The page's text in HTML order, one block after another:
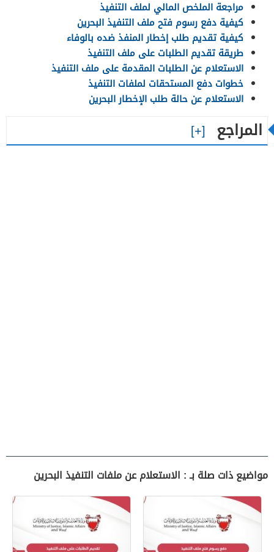
مراجعة الملخص المالي لملف التنفيذ
كيفية دفع رسوم فتح ملف التنفيذ البحرين
كيفية تقديم طلب إخطار المنفذ ضده بالوفاء
طريقة تقديم الطلبات على ملف التنفيذ
الاستعلام عن الطلبات المقدمة على ملف التنفيذ
خطوات دفع المستحقات لملفات التنفيذ
الاستعلام عن حالة طلب الإخطار البحرين
المراجع
مواضيع ذات صلة بـ : الاستعلام عن ملفات التنفيذ البحرين